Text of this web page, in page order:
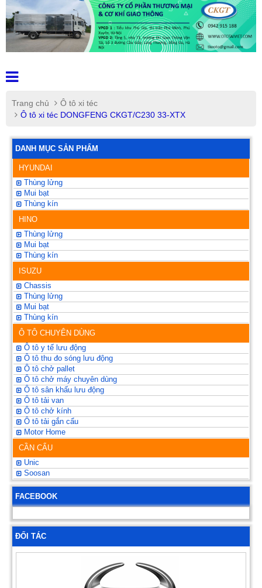
Trang chủ
Ô tô xi téc
Ô tô xi téc DONGFENG CKGT/C230 33-XTX
DANH MỤC SẢN PHẨM
HYUNDAI
Thùng lửng
Mui bạt
Thùng kín
HINO
Thùng lửng
Mui bạt
Thùng kín
ISUZU
Chassis
Thùng lửng
Mui bạt
Thùng kín
Ô TÔ CHUYÊN DÙNG
Ô tô y tế lưu động
Ô tô thu đo sóng lưu động
Ô tô chở pallet
Ô tô chở máy chuyên dùng
Ô tô sân khấu lưu động
Ô tô tải van
Ô tô chở kính
Ô tô tải gắn cẩu
Motor Home
CẦN CẨU
Unic
Soosan
FACEBOOK
ĐỐI TÁC